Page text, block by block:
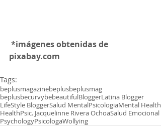
pixabay.com
Tags:
beplusmagazinebeplusbeplusmag
beplusbecurvybebeautifulBloggerLatina Blogger
LifeStyle BloggerSalud MentalPsicologiaMental Health
HealthPsic. Jacquelinne Rivera OchoaSalud Emocional
PsychologyPsicologaWollying